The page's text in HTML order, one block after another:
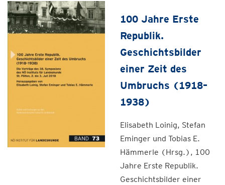
100 Jahre Erste
Republik.
Geschichtsbilder
einer Zeit des
Umbruchs (1918–
1938)
Elisabeth Loinig, Stefan
Eminger und Tobias E.
Hämmerle (Hrsg.), 100
Jahre Erste Republik.
Geschichtsbilder einer